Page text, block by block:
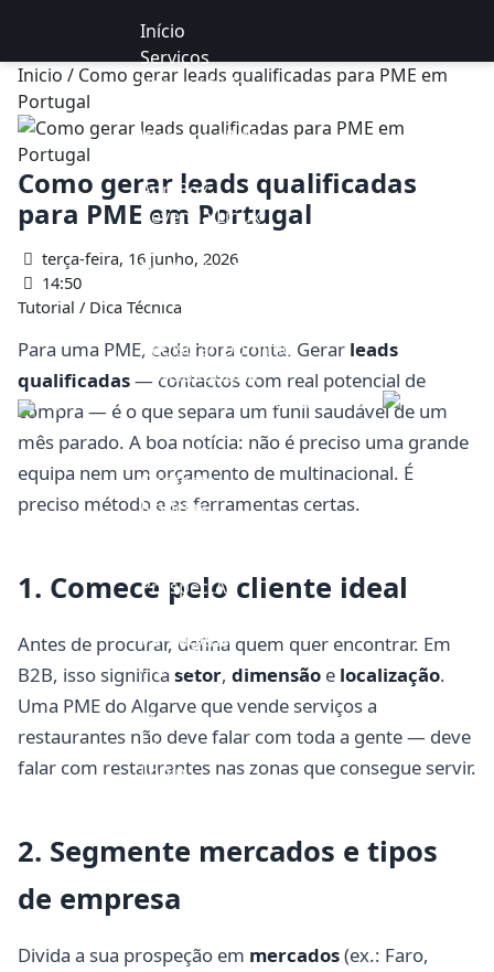
Início
Serviços
Ver por tudo
Web box NVME
App Box
Revenda Linux
Dedicados Managed
ProspectAI
Registrar Domínio
Consultadoria
Serviços por Medida
Domínios
Portefólio
Contacto
Notícias
ProspectAI
Vantagens
Planos
Manual
Faq´s
Login
Inicio / Como gerar leads qualificadas para PME em
Portugal
Como gerar leads qualificadas
para PME em Portugal
terça-feira, 16 junho, 2026
14:50
Tutorial / Dica Técnica
Para uma PME, cada hora conta. Gerar leads
qualificadas— contactos com real potencial de
compra — é o que separa um funil saudável de um
mês parado. A boa notícia: não é preciso uma grande
equipa nem um orçamento de multinacional. É
preciso método e as ferramentas certas.
1. Comece pelo cliente ideal
Antes de procurar, defina quem quer encontrar. Em
B2B, isso significa setor, dimensão e localização.
Uma PME do Algarve que vende serviços a
restaurantes não deve falar com toda a gente — deve
falar com restaurantes nas zonas que consegue servir.
2. Segmente mercados e tipos
de empresa
Divida a sua prospeção em mercados(ex.: Faro,